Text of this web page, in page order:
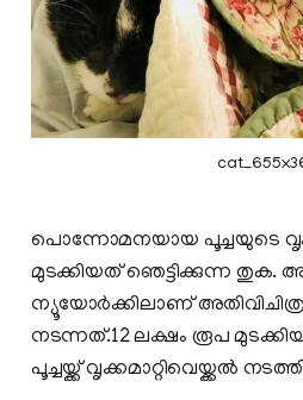
പൊന്നോമനയായ പൂച്ചയുടെ വൃക്ക
മുടക്കിയത് ഞെട്ടിക്കുന്ന തുക.
ന്യൂയോര്‍ക്കിലാണ്
നടന്നത്.12 ലക്ഷം രൂപ
പൂച്ചയ്ക്ക് വൃക്കമാറ്റിവെയ്ക്കല്‍